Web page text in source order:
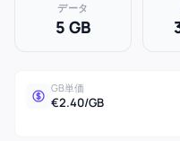
データ
5 GB
GB単価
€2.40/GB